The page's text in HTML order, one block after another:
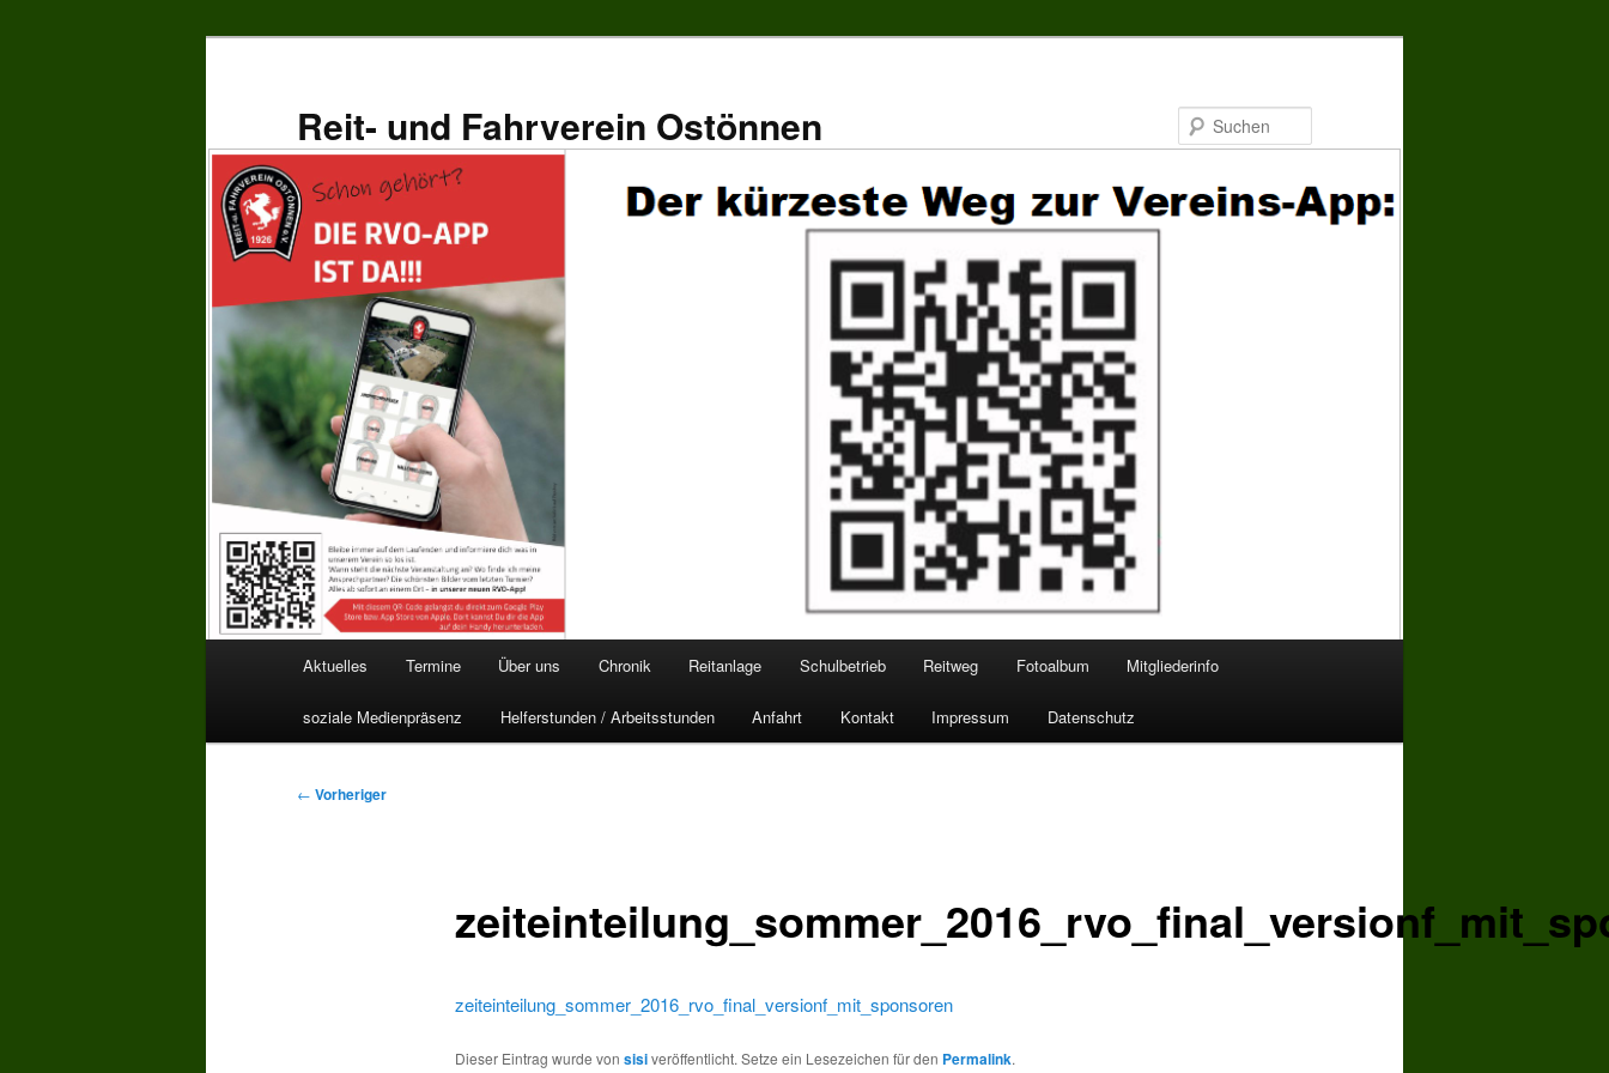
Reit- und Fahrverein Ostönnen
Aktuelles Termine Über uns Chronik Reitanlage Schulbetrieb Reitweg Fotoalbum Mitgliederinfo
soziale Medienpräsenz Helferstunden / Arbeitsstunden Anfahrt Kontakt Impressum Datenschutz
Beitragsnavigation
← Vorheriger
zeiteinteilung_sommer_2016_rvo_final_versionf_mit_sponsoren
Dieser Eintrag wurde von sisiveröffentlicht. Setze ein Lesezeichen für den Permalink.